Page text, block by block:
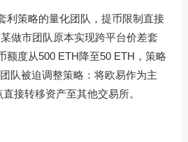
利策略的量化团队，提币限制直接
做市团队原本实现跨平台价差套
额度从500 ETH降至50 ETH，策略
队被迫调整策略：将欧易作为主
接转移资产至其他交易所。